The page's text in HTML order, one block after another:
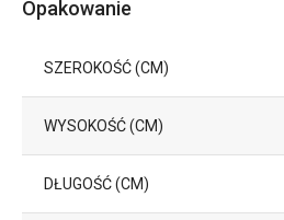
Opakowanie
SZEROKOŚĆ (CM)
WYSOKOŚĆ (CM)
DŁUGOŚĆ (CM)